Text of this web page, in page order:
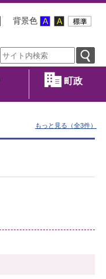
背景色
町政
もっと見る（全3件）